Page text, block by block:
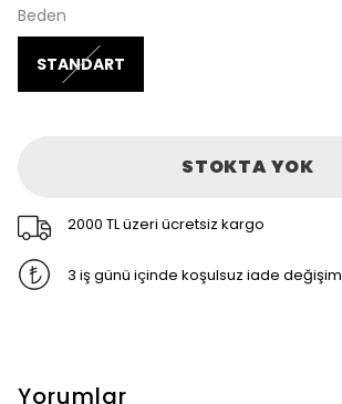
Beden
STANDART
STOKTA YOK
2000 TL üzeri ücretsiz kargo
3 iş günü içinde koşulsuz iade değişim
Yorumlar